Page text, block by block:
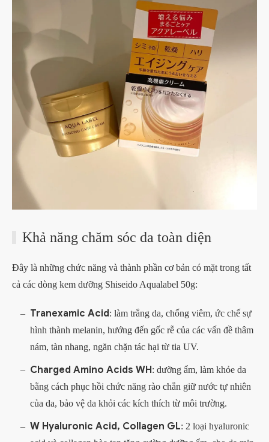
Khả năng chăm sóc da toàn diện
Đây là những chức năng và thành phần cơ bản có mặt trong tất
cả các dòng kem dưỡng Shiseido Aqualabel 50g:
Tranexamic Acid: làm trắng da, chống viêm, ức chế sự
hình thành melanin, hướng đến gốc rễ của các vấn đề thâm
nám, tàn nhang, ngăn chặn tác hại từ tia UV.
Charged Amino Acids WH: dưỡng ẩm, làm khỏe da
bằng cách phục hồi chức năng rào chắn giữ nước tự nhiên
của da, bảo vệ da khỏi các kích thích từ môi trường.
W Hyaluronic Acid, Collagen GL: 2 loại hyaluronic